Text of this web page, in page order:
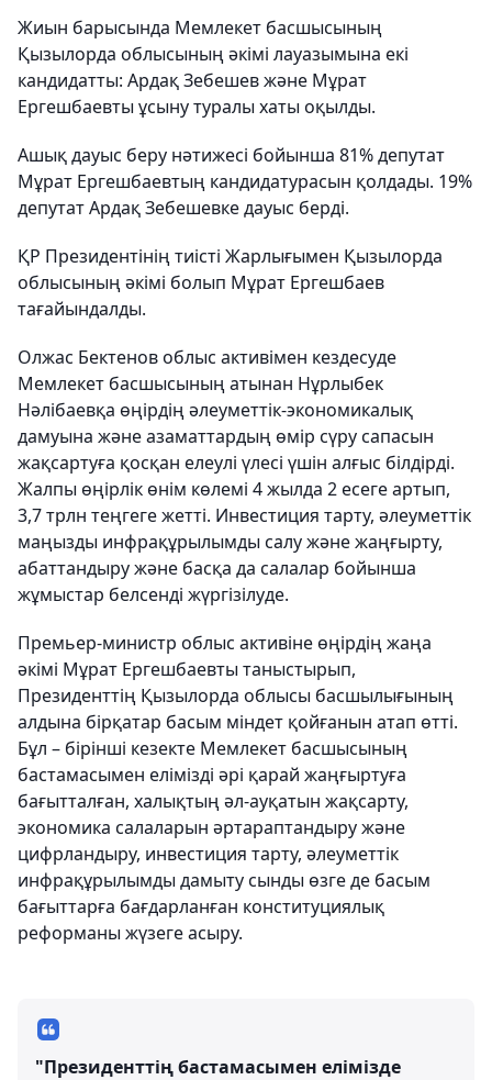
Жиын барысында Мемлекет басшысының
Қызылорда облысының әкімі лауазымына екі
кандидатты: Ардақ Зебешев және Мұрат
Ергешбаевты ұсыну туралы хаты оқылды.
Ашық дауыс беру нәтижесі бойынша 81% депутат
Мұрат Ергешбаевтың кандидатурасын қолдады. 19%
депутат Ардақ Зебешевке дауыс берді.
ҚР Президентінің тиісті Жарлығымен Қызылорда
облысының әкімі болып Мұрат Ергешбаев
тағайындалды.
Олжас Бектенов облыс активімен кездесуде
Мемлекет басшысының атынан Нұрлыбек
Нәлібаевқа өңірдің әлеуметтік-экономикалық
дамуына және азаматтардың өмір сүру сапасын
жақсартуға қосқан елеулі үлесі үшін алғыс білдірді.
Жалпы өңірлік өнім көлемі 4 жылда 2 есеге артып,
3,7 трлн теңгеге жетті. Инвестиция тарту, әлеуметтік
маңызды инфрақұрылымды салу және жаңғырту,
абаттандыру және басқа да салалар бойынша
жұмыстар белсенді жүргізілуде.
Премьер-министр облыс активіне өңірдің жаңа
әкімі Мұрат Ергешбаевты таныстырып,
Президенттің Қызылорда облысы басшылығының
алдына бірқатар басым міндет қойғанын атап өтті.
Бұл – бірінші кезекте Мемлекет басшысының
бастамасымен елімізді әрі қарай жаңғыртуға
бағытталған, халықтың әл-ауқатын жақсарту,
экономика салаларын әртараптандыру және
цифрландыру, инвестиция тарту, әлеуметтік
инфрақұрылымды дамыту сынды өзге де басым
бағыттарға бағдарланған конституциялық
реформаны жүзеге асыру.
"Президенттің бастамасымен елімізде